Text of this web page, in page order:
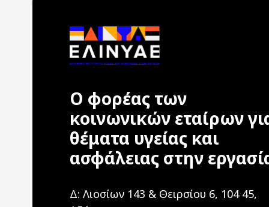
Ο φορέας των
κοινωνικών εταίρων
θέματα υγείας και
ασφάλειας στην
Δ: Λιοσίων 143 & Θειρσίου 6, 104 45,